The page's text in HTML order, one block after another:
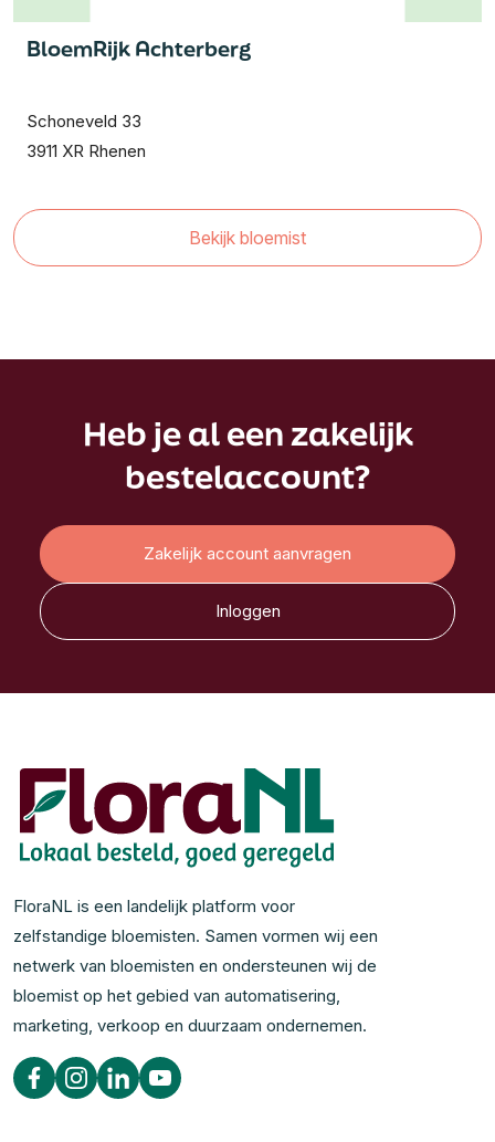
BloemRijk Achterberg
Schoneveld 33
3911 XR Rhenen
Bekijk bloemist
Heb je al een zakelijk
bestelaccount?
Zakelijk account aanvragen
Inloggen
FloraNL is een landelijk platform voor
zelfstandige bloemisten. Samen vormen wij een
netwerk van bloemisten en ondersteunen wij de
bloemist op het gebied van automatisering,
marketing, verkoop en duurzaam ondernemen.